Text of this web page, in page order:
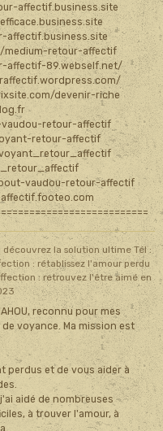
affectif.business.site
affectif.business.site
medium-retour-affectif
affectif-89.webself.net/
devenir-riche
vaudou-retour-affectif
retour-affectif
vaudou-retour-affectif
la solution ultime Tél :
: rétablissez l'amour perdu
: retrouvez l'être aimé en
reconnu pour mes
voyance. Ma mission est
perdus et de vous aider à
aidé de nombreuses
à trouver l'amour, à